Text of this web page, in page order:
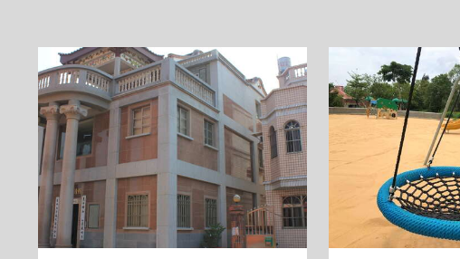
民宿内提供二至三人套房，也贴心地规划了两单
其蓝为主题散发着快乐、幸福的味道，简约的布